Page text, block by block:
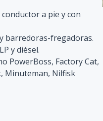
a pie y con
barredoras-fregadoras.
y diésel.
PowerBoss, Factory Cat,
Minuteman, Nilfisk